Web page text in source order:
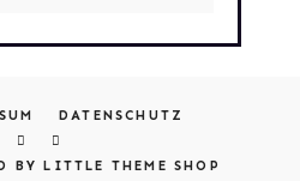
DATENSCHUTZ
BY LITTLE THEME SHOP